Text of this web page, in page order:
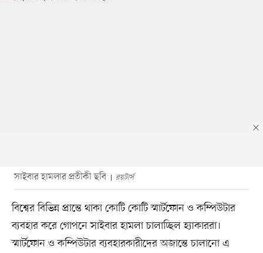
সাইবার হামলার প্রতীকী ছবি রয়টার্স
বিশ্বের বিভিন্ন প্রান্তে থাকা কোটি কোটি স্মার্টফোন ও কম্পিউটার
ব্যবহার করে গোপনে সাইবার হামলা চালাচ্ছিল হ্যাকাররা।
স্মার্টফোন ও কম্পিউটার ব্যবহারকারীদের অজান্তে চালানো এ